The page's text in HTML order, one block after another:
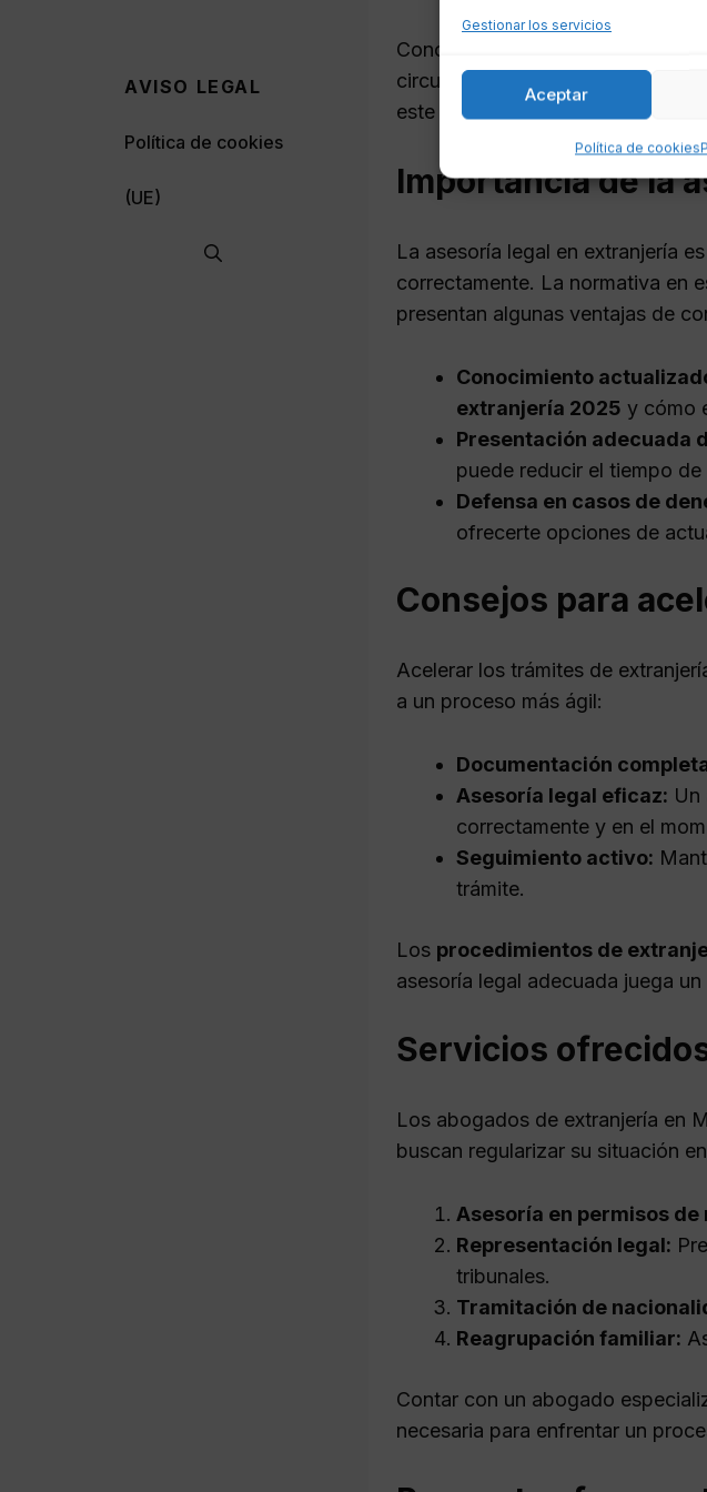
Gestionar los servicios
Aceptar
Política de cookies
Conocer las diferentes
circunstancia. Un abogado de
este sentido.
Importancia de la
La asesoría legal en extranjería
correctamente. La normativa en
presentan algunas ventajas de
Conocimiento
extranjería 2025 y cómo
Presentación adecuada
puede reducir el tiempo
Defensa en casos de
ofrecerte opciones de
Consejos para
Acelerar los trámites de
a un proceso más ágil:
Documentación
Asesoría legal eficaz: Un
correctamente y en el
Seguimiento activo:
trámite.
Los procedimientos de
asesoría legal adecuada juega
Servicios
Los abogados de extranjería en
buscan regularizar su situación
Asesoría en permisos
Representación legal:
tribunales.
Tramitación de
Reagrupación familiar:
Contar con un abogado
necesaria para enfrentar un
AVISO LEGAL
Política de cookies
(UE)